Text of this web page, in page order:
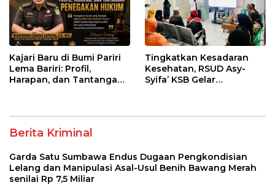
Kajari Baru di Bumi Pariri
Lema Bariri: Profil,
Harapan, dan Tantangan
Tingkatkan Kesadaran
Kesehatan, RSUD Asy-
Syifa’ KSB Gelar
Berita Kriminal
Garda Satu Sumbawa Endus Dugaan Pengkondisian
Lelang dan Manipulasi Asal-Usul Benih Bawang Merah
senilai Rp 7,5 Miliar